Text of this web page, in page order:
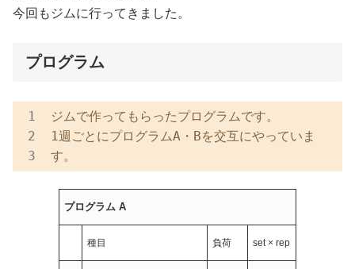
今回もジムに行ってきました。
プログラム
ジムで作ってもらったプログラムです。
1週ごとにプログラムA・Bを交互にやっていま
す。
プログラム A
種目 負荷 set × rep